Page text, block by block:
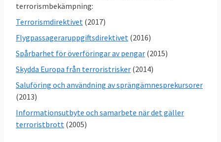
2. Vad anser andra EU-länder?
EU:s arbete mot terrorism där alla vill mot
samma mål, även om vägarna dit ibland
skiljer sig åt. Frankrike är ett av de länder
som tydligast driver på i arbetet.
EU-parlamentet är medlagstiftare i en del
terrorismbekämpning:
Terrorismdirektivet (2017)
Flygpassageraruppgiftsdirektivet (2016)
Spårbarhet för överföringar av pengar (2015)
Skydda Europa från terroristrisker (2014)
Saluföring och användning av sprängämnesprekursorer
(2013)
Informationsutbyte och samarbete när det gäller
terroristbrott (2005)